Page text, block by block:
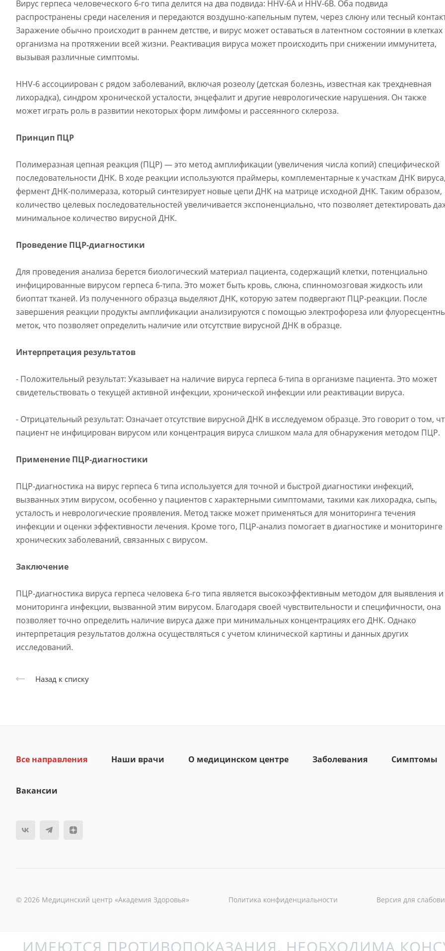
Вирус герпеса человеческого 6-го типа делится на два подвида: HHV-6A и HHV-6B. Оба подвида
распространены среди населения и передаются воздушно-капельным путем, через слюну или тесный
Заражение обычно происходит в раннем детстве, и вирус может оставаться в латентном состоянии в клетках
организма на протяжении всей жизни. Реактивация вируса может происходить при снижении иммунитета,
вызывая различные симптомы.
HHV-6 ассоциирован с рядом заболеваний, включая розеолу (детская болезнь, известная как трехдневная
лихорадка), синдром хронической усталости, энцефалит и другие неврологические нарушения. Он также
может играть роль в развитии некоторых форм лимфомы и рассеянного склероза.
Принцип ПЦР
Полимеразная цепная реакция (ПЦР) — это метод амплификации (увеличения числа копий) специфической
последовательности ДНК. В ходе реакции используются праймеры, комплементарные к участкам ДНК
фермент ДНК-полимераза, который синтезирует новые цепи ДНК на матрице исходной ДНК. Таким образом,
количество целевых последовательностей увеличивается экспоненциально, что позволяет детектировать
минимальное количество вирусной ДНК.
Проведение ПЦР-диагностики
Для проведения анализа берется биологический материал пациента, содержащий клетки, потенциально
инфицированные вирусом герпеса 6-типа. Это может быть кровь, слюна, спинномозговая жидкость или
биоптат тканей. Из полученного образца выделяют ДНК, которую затем подвергают ПЦР-реакции. После
завершения реакции продукты амплификации анализируются с помощью электрофореза или
меток, что позволяет определить наличие или отсутствие вирусной ДНК в образце.
Интерпретация результатов
- Положительный результат: Указывает на наличие вируса герпеса 6-типа в организме пациента. Это может
свидетельствовать о текущей активной инфекции, хронической инфекции или реактивации вируса.
- Отрицательный результат: Означает отсутствие вирусной ДНК в исследуемом образце. Это говорит о том,
пациент не инфицирован вирусом или концентрация вируса слишком мала для обнаружения методом ПЦР.
Применение ПЦР-диагностики
ПЦР-диагностика на вирус герпеса 6 типа используется для точной и быстрой диагностики инфекций,
вызванных этим вирусом, особенно у пациентов с характерными симптомами, такими как лихорадка, сыпь,
усталость и неврологические проявления. Метод также может применяться для мониторинга течения
инфекции и оценки эффективности лечения. Кроме того, ПЦР-анализ помогает в диагностике и мониторинге
хронических заболеваний, связанных с вирусом.
Заключение
ПЦР-диагностика вируса герпеса человека 6-го типа является высокоэффективным методом для выявления и
мониторинга инфекции, вызванной этим вирусом. Благодаря своей чувствительности и специфичности, она
позволяет точно определить наличие вируса даже при минимальных концентрациях его ДНК. Однако
интерпретация результатов должна осуществляться с учетом клинической картины и данных других
исследований.
Назад к списку
Все направления Наши врачи О медицинском центре Заболевания Симптомы
Вакансии
© 2026 Медицинский центр «Академия Здоровья» Политика конфиденциальности Версия для
ИМЕЮТСЯ ПРОТИВОПОКАЗАНИЯ. НЕОБХОДИМА